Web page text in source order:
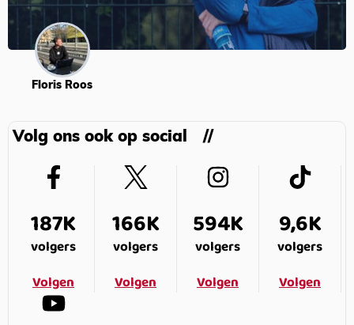
Floris Roos
Volg ons ook op social
187K
volgers
Volgen
166K
volgers
Volgen
594K
volgers
Volgen
9,6K
volgers
Volgen